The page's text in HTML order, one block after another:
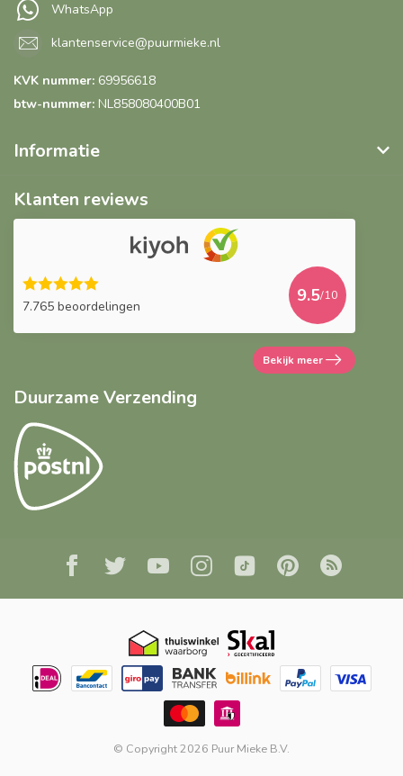
WhatsApp
klantenservice@puurmieke.nl
KVK nummer: 69956618
btw-nummer: NL858080400B01
Informatie
Klanten reviews
7.765 beoordelingen
9.5/10
Bekijk meer
Duurzame Verzending
© Copyright 2026 Puur Mieke B.V.